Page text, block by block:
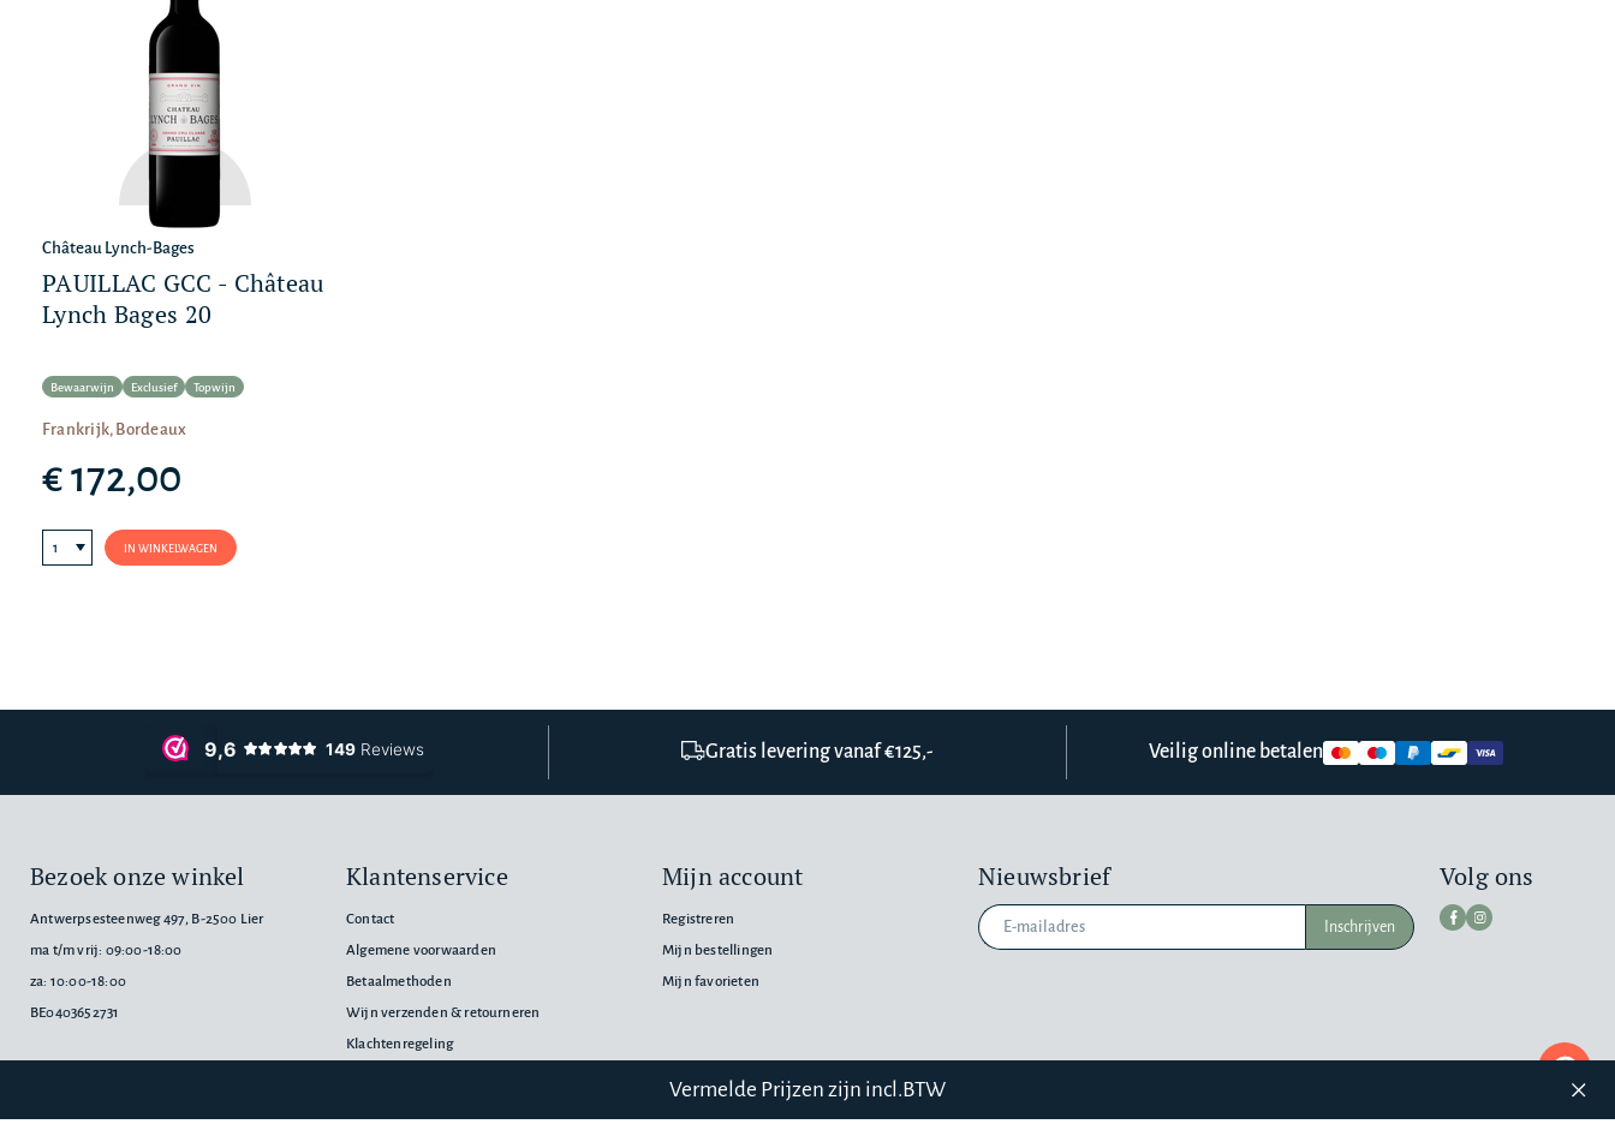
Château Lynch-Bages
PAUILLAC GCC - Château
Lynch Bages 20
Bewaarwijn Exclusief Topwijn
Frankrijk, Bordeaux
€ 172,00
IN WINKELWAGEN
Gratis levering vanaf €125,- Veilig online betalen
Bezoek onze winkel
Antwerpsesteenweg 497, B-2500 Lier
ma t/m vrij: 09:00-18:00
za: 10:00-18:00
BE0403652731
Klantenservice
Contact
Algemene voorwaarden
Betaalmethoden
Wijn verzenden & retourneren
Klachtenregeling
Mijn account
Registreren
Mijn bestellingen
Mijn favorieten
Nieuwsbrief
Inschrijven
Volg ons
Vermelde Prijzen zijn incl.BTW